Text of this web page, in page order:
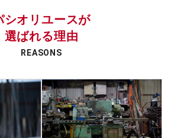
シオリユースが
選ばれる理由
REASONS